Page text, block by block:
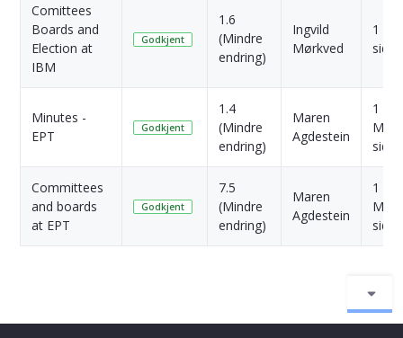
Comittees
Boards and
Election at
IBM
Godkjent
1.6
(Mindre
endring)
Ingvild
Mørkved
1 År
siden
Minutes -
EPT
Godkjent
1.4
(Mindre
endring)
Maren
Agdestein
1
siden
Committees
and boards
at EPT
Godkjent
7.5
(Mindre
endring)
Maren
Agdestein
1
siden